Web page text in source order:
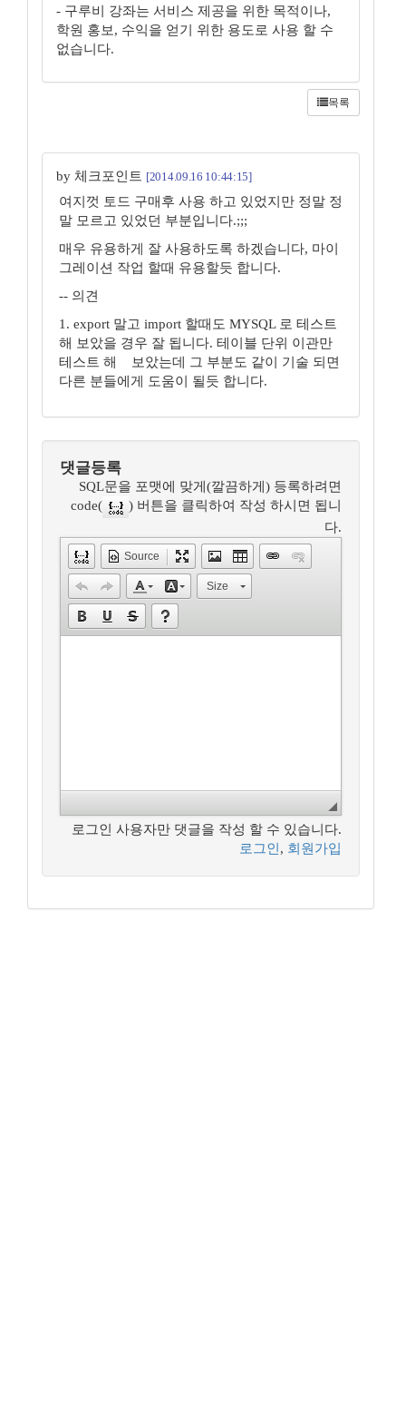
- 구루비 강좌는 서비스 제공을 위한 목적이나,
학원 홍보, 수익을 얻기 위한 용도로 사용 할 수
없습니다.
목록
by 체크포인트 [2014.09.16 10:44:15]
여지껏 토드 구매후 사용 하고 있었지만 정말 정
말 모르고 있었던 부분입니다.;;;
매우 유용하게 잘 사용하도록 하겠습니다, 마이
그레이션 작업 할때 유용할듯 합니다.
-- 의견
1. export 말고 import 할때도 MYSQL 로 테스트
해 보았을 경우 잘 됩니다. 테이블 단위 이관만
테스트 해 보았는데 그 부분도 같이 기술 되면
다른 분들에게 도움이 될듯 합니다.
댓글등록
SQL문을 포맷에 맞게(깔끔하게) 등록하려면
code(
) 버튼을 클릭하여 작성 하시면 됩니
다.
Source
Size
로그인 사용자만 댓글을 작성 할 수 있습니다.
로그인, 회원가입